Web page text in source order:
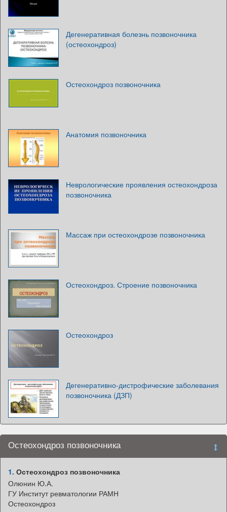
Дегенеративная болезнь позвоночника
(остеохондроз)
Остеохондроз позвоночника
Анатомия позвоночника
Неврологические проявления остеохондроза
позвоночника
Массаж при остеохондрозе позвоночника
Остеохондроз. Строение позвоночника
Остеохондроз
Дегенеративно-дистрофические заболевания
позвоночника (ДЗП)
Остеохондроз позвоночника
1. Остеохондроз позвоночника
Олюнин Ю.А.
ГУ Институт ревматологии РАМН
Остеохондроз